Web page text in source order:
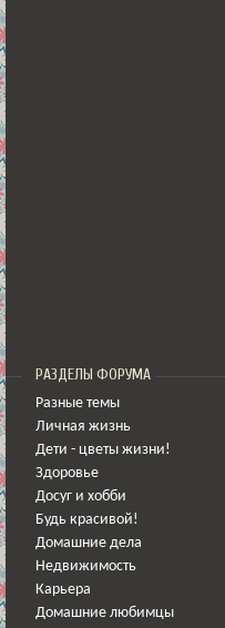
РАЗДЕЛЫ ФОРУМА
Разные темы
Личная жизнь
Дети - цветы жизни!
Здоровье
Досуг и хобби
Будь красивой!
Домашние дела
Недвижимость
Карьера
Домашние любимцы